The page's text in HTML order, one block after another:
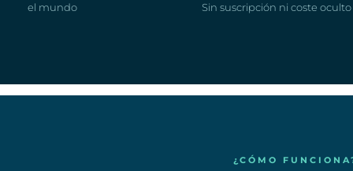
el mundo
Sin suscripción ni coste oculto
¿CÓMO